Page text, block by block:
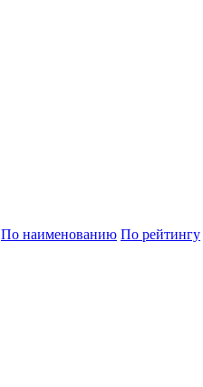
По наименованию По рейтингу